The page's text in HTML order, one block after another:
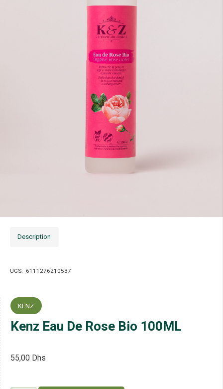
Description
UGS: 6111276210537
KENZ
Kenz Eau De Rose Bio 100ML
55,00 Dhs